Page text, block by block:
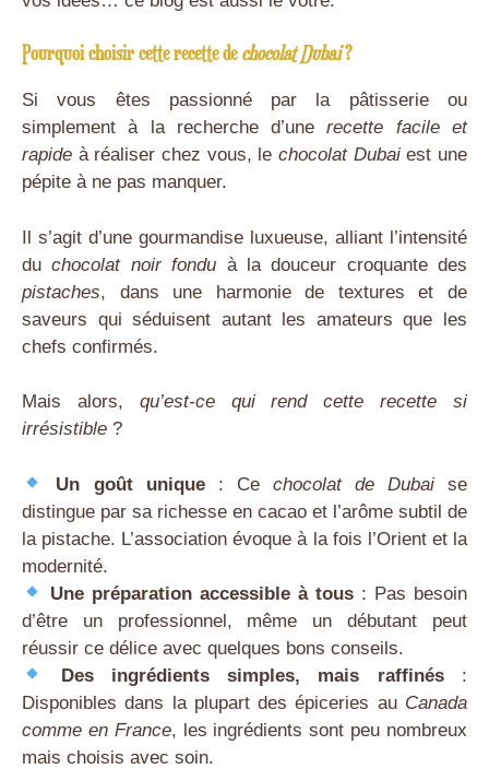
Pourquoi choisir cette recette dechocolat Dubai?
Si vous êtes passionné par la pâtisserie ou
simplement à la recherche d’unerecette facile et
rapide à réaliser chez vous, le chocolat Dubaiest une
pépite à ne pas manquer.
Il s’agit d’une gourmandise luxueuse, alliant l’intensité
duchocolat noir fondu à la douceur croquante des
pistaches, dans une harmonie de textures et de
saveurs qui séduisent autant les amateurs que les
chefs confirmés.
Mais alors, qu’est-ce qui rend cette recette si
irrésistible ?
Un goût unique: Ce chocolat de Dubaise
distingue par sa richesse en cacao et l’arôme subtil de
la pistache. L’association évoque à la fois l’Orient et la
modernité.
Une préparation accessible à tous : Pas besoin
d’être un professionnel, même un débutant peut
réussir ce délice avec quelques bons conseils.
Des ingrédients simples, mais raffinés:
Disponibles dans la plupart des épiceries au Canada
comme en France, les ingrédients sont peu nombreux
mais choisis avec soin.